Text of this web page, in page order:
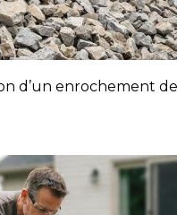
d’un enrochement